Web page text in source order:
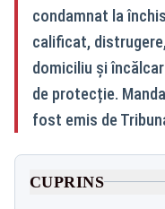
condamnat la
calificat,
domiciliu și
de protecție.
fost emis de
CUPRINS